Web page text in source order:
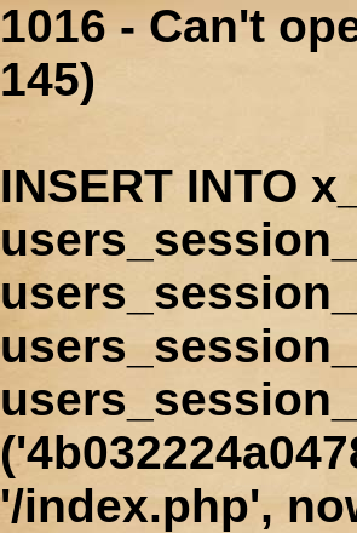
1016 - Can't
145)
INSERT INTO
'/index.php',